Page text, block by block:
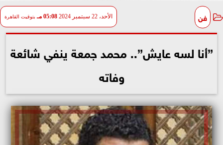
فن الأحد، 22 سبتمبر 2024 05:08 مـ بتوقيت القاهرة
”أنا لسه عايش”.. محمد جمعة ينفي شائعة
وفاته